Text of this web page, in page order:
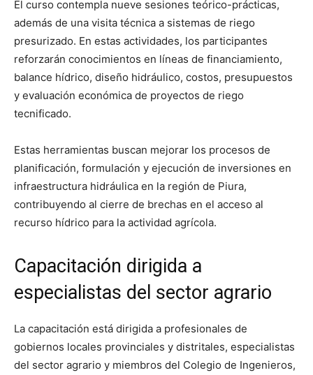
El curso contempla nueve sesiones teórico-prácticas,
además de una visita técnica a sistemas de riego
presurizado. En estas actividades, los participantes
reforzarán conocimientos en líneas de financiamiento,
balance hídrico, diseño hidráulico, costos, presupuestos
y evaluación económica de proyectos de riego
tecnificado.
Estas herramientas buscan mejorar los procesos de
planificación, formulación y ejecución de inversiones en
infraestructura hidráulica en la región de Piura,
contribuyendo al cierre de brechas en el acceso al
recurso hídrico para la actividad agrícola.
Capacitación dirigida a
especialistas del sector agrario
La capacitación está dirigida a profesionales de
gobiernos locales provinciales y distritales, especialistas
del sector agrario y miembros del Colegio de Ingenieros,